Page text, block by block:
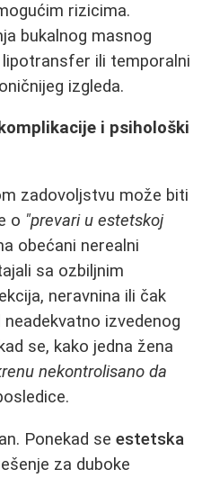
rizicima.
bukalnog masnog
ili temporalni
izgleda.
i psihološki
zadovoljstvu može biti
o "prevari u estetskoj
obećani nerealni
sa ozbiljnim
neravnina ili čak
izvedenog
se, kako jedna žena
nekontrolisano da
Ponekad se estetska
za duboke